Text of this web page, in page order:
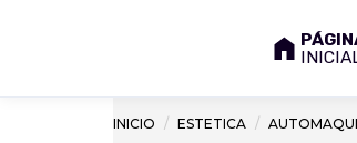
INICIO ESTETICA